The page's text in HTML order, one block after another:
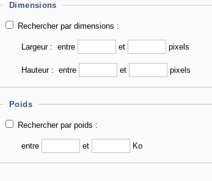
Dimensions
Rechercher par dimensions :
Largeur : entre et pixels
Hauteur : entre et pixels
Poids
Rechercher par poids :
entre et Ko